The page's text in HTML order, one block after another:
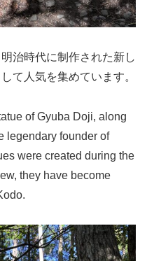
治時代に制作された新し
て人気を集めています。
of Gyuba Doji, along
legendary founder of
were created during the
they have become